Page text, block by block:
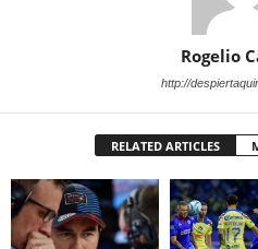
Rogelio
http://
RELATED ARTICLES